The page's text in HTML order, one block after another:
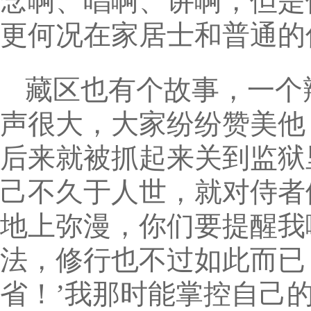
更何况在家居士和普通
藏区也有个故事，一
声很大，大家纷纷赞美
后来就被抓起来关到监
己不久于人世，就对侍
地上弥漫，你们要提醒
法，修行也不过如此而
省！’我那时能掌控自己